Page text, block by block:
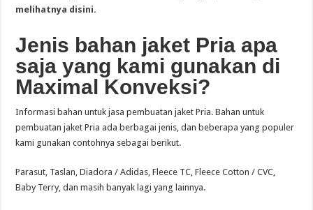
melihatnya disini.
Jenis bahan jaket Pria apa
saja yang kami gunakan di
Maximal Konveksi?
Informasi bahan untuk jasa pembuatan jaket Pria. Bahan untuk
pembuatan jaket Pria ada berbagai jenis, dan beberapa yang populer
kami gunakan contohnya sebagai berikut.
Parasut, Taslan, Diadora / Adidas, Fleece TC, Fleece Cotton / CVC,
Baby Terry, dan masih banyak lagi yang lainnya.